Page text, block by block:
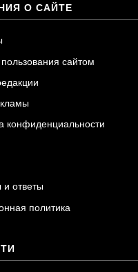
О САЙТЕ
сайтом
конфиденциальности
и ответы
политика